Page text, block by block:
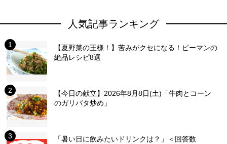
人気記事ランキング
【夏野菜の王様！】苦みがクセになる！ピーマンの
絶品レシピ8選
【今日の献立】2026年8月8日(土)「牛肉とコーン
のガリバタ炒め」
「暑い日に飲みたいドリンクは？」＜回答数